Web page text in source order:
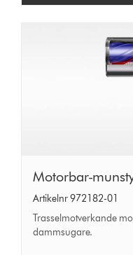
Motorbar-
munstycke
Retail
Motorbar-
Artikelnr 972182-01
Trasselmotverkande
dammsugare.